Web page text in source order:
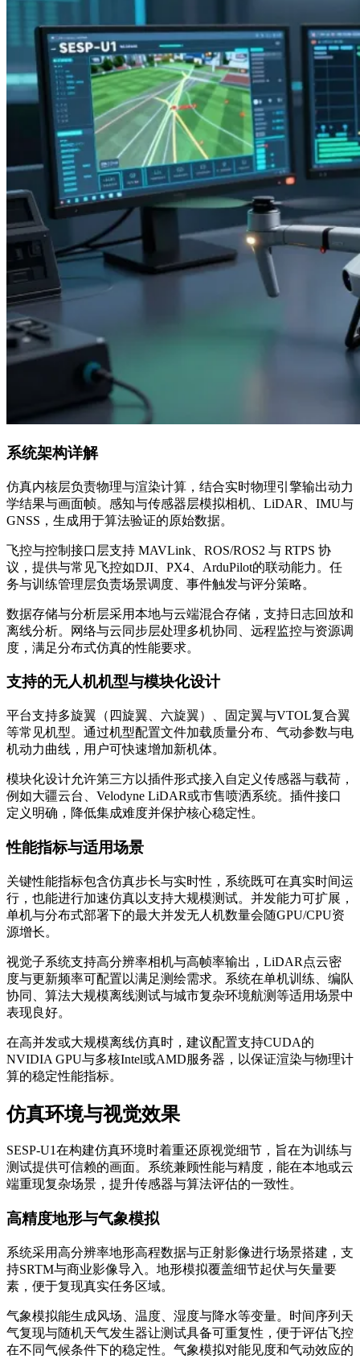
系统架构详解
仿真内核层负责物理与渲染计算，结合实时物理引擎输出动力
学结果与画面帧。感知与传感器层模拟相机、LiDAR、IMU与
GNSS，生成用于算法验证的原始数据。
飞控与控制接口层支持 MAVLink、ROS/ROS2 与 RTPS 协
议，提供与常见飞控如DJI、PX4、ArduPilot的联动能力。任
务与训练管理层负责场景调度、事件触发与评分策略。
数据存储与分析层采用本地与云端混合存储，支持日志回放和
离线分析。网络与云同步层处理多机协同、远程监控与资源调
度，满足分布式仿真的性能要求。
支持的无人机机型与模块化设计
平台支持多旋翼（四旋翼、六旋翼）、固定翼与VTOL复合翼
等常见机型。通过机型配置文件加载质量分布、气动参数与电
机动力曲线，用户可快速增加新机体。
模块化设计允许第三方以插件形式接入自定义传感器与载荷，
例如大疆云台、Velodyne LiDAR或市售喷洒系统。插件接口
定义明确，降低集成难度并保护核心稳定性。
性能指标与适用场景
关键性能指标包含仿真步长与实时性，系统既可在真实时间运
行，也能进行加速仿真以支持大规模测试。并发能力可扩展，
单机与分布式部署下的最大并发无人机数量会随GPU/CPU资
源增长。
视觉子系统支持高分辨率相机与高帧率输出，LiDAR点云密
度与更新频率可配置以满足测绘需求。系统在单机训练、编队
协同、算法大规模离线测试与城市复杂环境航测等适用场景中
表现良好。
在高并发或大规模离线仿真时，建议配置支持CUDA的
NVIDIA GPU与多核Intel或AMD服务器，以保证渲染与物理计
算的稳定性能指标。
仿真环境与视觉效果
SESP-U1在构建仿真环境时着重还原视觉细节，旨在为训练与
测试提供可信赖的画面。系统兼顾性能与精度，能在本地或云
端重现复杂场景，提升传感器与算法评估的一致性。
高精度地形与气象模拟
系统采用高分辨率地形高程数据与正射影像进行场景搭建，支
持SRTM与商业影像导入。地形模拟覆盖细节起伏与矢量要
素，便于复现真实任务区域。
气象模拟能生成风场、温度、湿度与降水等变量。时间序列天
气复现与随机天气发生器让测试具备可重复性，便于评估飞控
在不同气候条件下的稳定性。气象模拟对能见度和气动效应的